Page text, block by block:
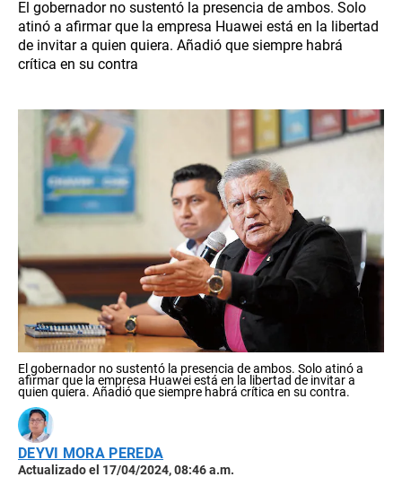
El gobernador no sustentó la presencia de ambos. Solo
atinó a afirmar que la empresa Huawei está en la libertad
de invitar a quien quiera. Añadió que siempre habrá
crítica en su contra
El gobernador no sustentó la presencia de ambos. Solo atinó a
afirmar que la empresa Huawei está en la libertad de invitar a
quien quiera. Añadió que siempre habrá crítica en su contra.
DEYVI MORA PEREDA
Actualizado el 17/04/2024, 08:46 a.m.